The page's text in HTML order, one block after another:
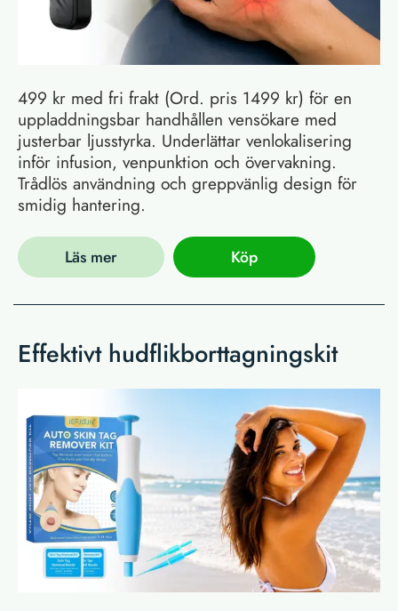
499 kr med fri frakt (Ord. pris 1499 kr) för en
uppladdningsbar handhållen vensökare med
justerbar ljusstyrka. Underlättar venlokalisering
inför infusion, venpunktion och övervakning.
Trådlös användning och greppvänlig design för
smidig hantering.
Läs mer Köp
Effektivt hudflikborttagningskit